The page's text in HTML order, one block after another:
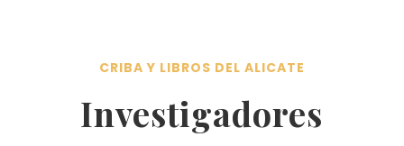
CRIBA Y LIBROS DEL ALICATE
Investigadores